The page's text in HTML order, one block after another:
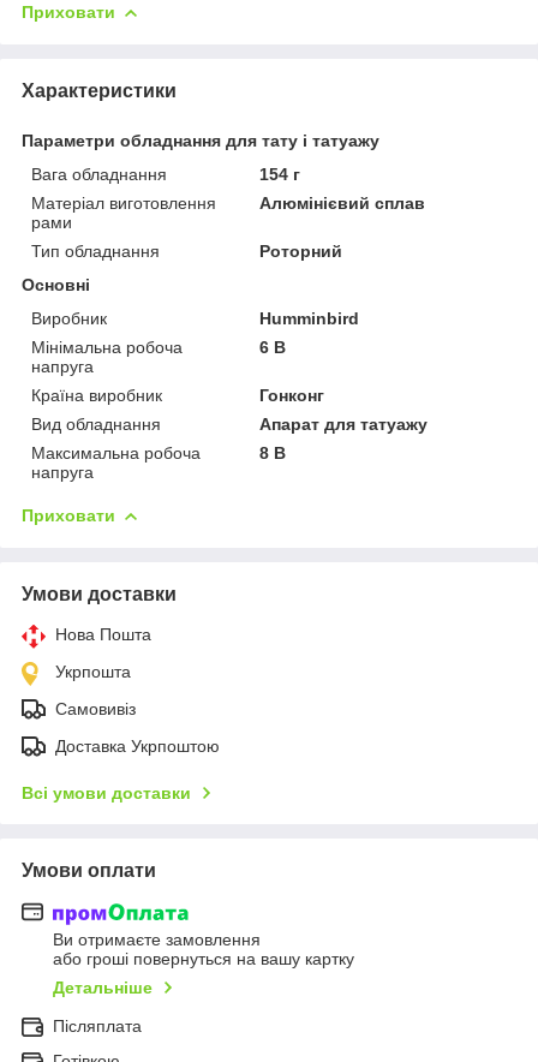
Приховати
Характеристики
Параметри обладнання для тату і татуажу
Вага обладнання
154 г
Матеріал виготовлення
рами
Алюмінієвий сплав
Тип обладнання
Роторний
Основні
Виробник
Humminbird
Мінімальна робоча
напруга
6 В
Країна виробник
Гонконг
Вид обладнання
Апарат для татуажу
Максимальна робоча
напруга
8 В
Приховати
Умови доставки
Нова Пошта
Укрпошта
Самовивіз
Доставка Укрпоштою
Всі умови доставки
Умови оплати
Ви отримаєте замовлення
або гроші повернуться на вашу картку
Детальніше
Післяплата